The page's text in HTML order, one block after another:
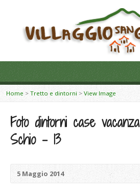
Home > Tretto e dintorni > View Image
Foto dintorni case
Schio – 13
5 Maggio 2014